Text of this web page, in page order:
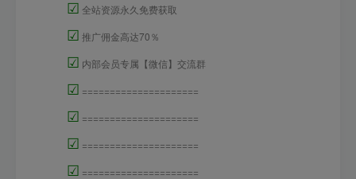
☑ 全站资源永久免费获取
☑ 推广佣金高达70％
☑ 内部会员专属【微信】交流群
☑ =====================
☑ =====================
☑ =====================
☑ =====================